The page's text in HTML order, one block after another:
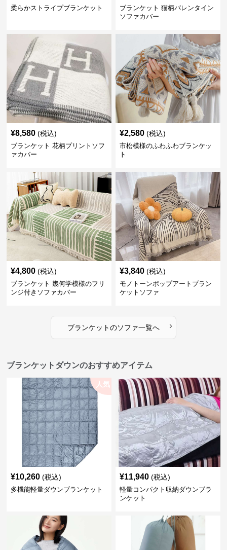
柔らかストライプブランケット
ブランケット 猫柄バレンタイン
ソファカバー
¥8,580 (税込)
ブランケット 花柄プリントソフ
ァカバー
¥2,580 (税込)
市松模様のふわふわブランケッ
ト
¥4,800 (税込)
ブランケット 幾何学模様のフリ
ンジ付きソファカバー
¥3,840 (税込)
モノトーンポップアートブラン
ケットソファ
ブランケットのソファ一覧へ ›
ブランケットダウンのおすすめアイテム
人気
¥10,260 (税込)
多機能軽量ダウンブランケット
¥11,940 (税込)
軽量コンパクト収納ダウンブラ
ンケット